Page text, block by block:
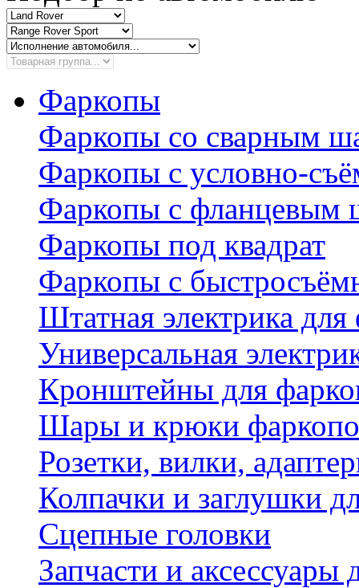
Фаркопы
Фаркопы со сварным
Фаркопы с условно-
Фаркопы с фланцевым
Фаркопы под квадрат
Фаркопы с
Штатная электрика
Универсальная
Кронштейны для
Шары и крюки
Розетки, вилки,
Колпачки и заглушки
Сцепные головки
Запчасти и аксессуары